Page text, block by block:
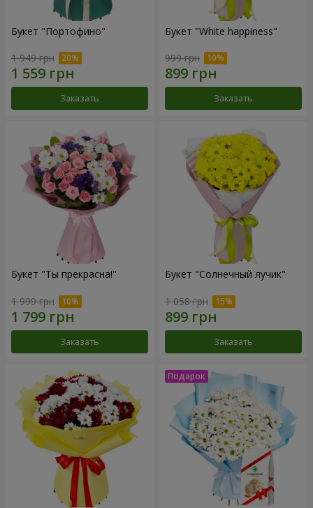
Букет "Портофино"
1 949 грн
Заказать
Букет "White happiness"
999 грн
Заказать
Букет "Ты прекрасна!"
1 999 грн
Заказать
Букет "Солнечный лучик"
1 058 грн
Заказать